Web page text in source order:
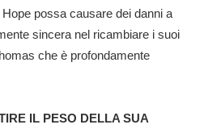
possa causare dei danni a
sincera nel ricambiare i suoi
che è profondamente
IL PESO DELLA SUA